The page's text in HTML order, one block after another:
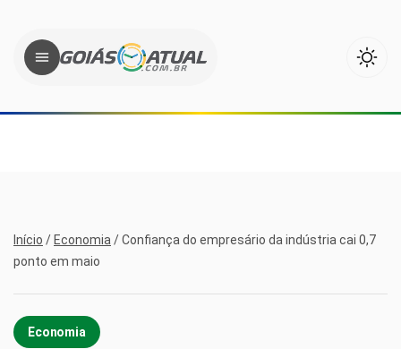
Início / Economia /Confiança do empresário da indústria cai 0,7
ponto em maio
Economia